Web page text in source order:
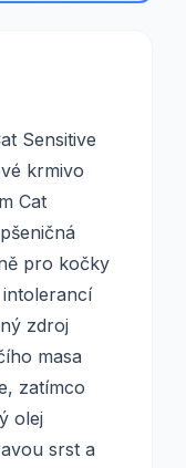
Sensitive
krmivo
Cat
pro kočky
zdroj
masa
zatímco
olej
srst a